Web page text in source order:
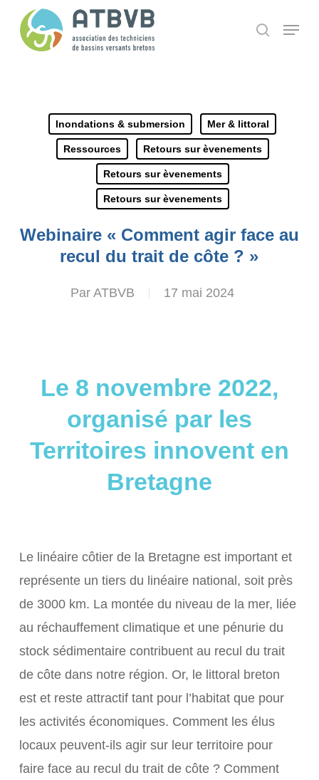
search
Menu
Inondations & submersion Mer & littoral
Ressources Retours sur èvenements
Retours sur èvenements
Retours sur èvenements
Webinaire « Comment agir face au
recul du trait de côte ? »
Par ATBVB 17 mai 2024
Le 8 novembre 2022,
organisé par les
Territoires innovent en
Bretagne
Le linéaire côtier de la Bretagne est important et
représente un tiers du linéaire national, soit près
de 3000 km. La montée du niveau de la mer, liée
au réchauffement climatique et une pénurie du
stock sédimentaire contribuent au recul du trait
de côte dans notre région. Or, le littoral breton
est et reste attractif tant pour l’habitat que pour
les activités économiques. Comment les élus
locaux peuvent-ils agir sur leur territoire pour
faire face au recul du trait de côte ? Comment
Panneau de gestion des cookies